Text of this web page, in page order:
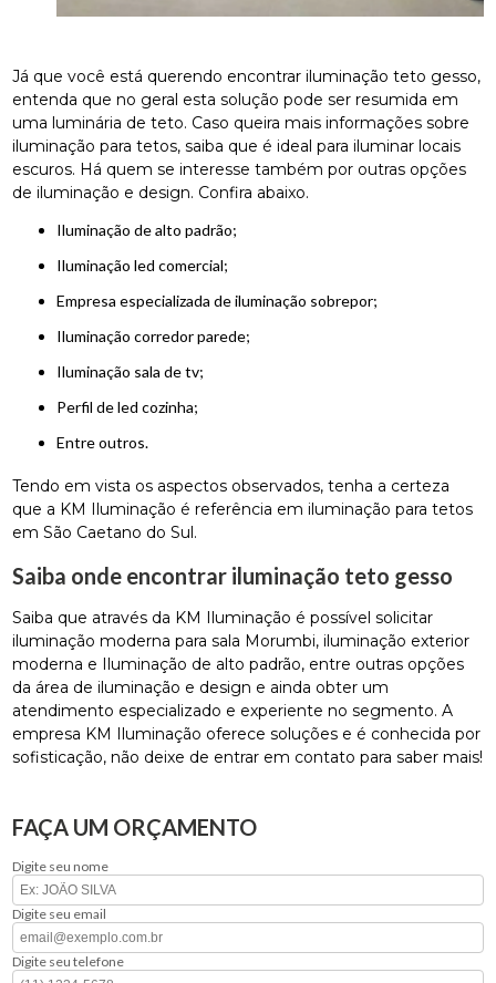
Já que você está querendo encontrar iluminação teto gesso,
entenda que no geral esta solução pode ser resumida em
uma luminária de teto. Caso queira mais informações sobre
iluminação para tetos, saiba que é ideal para iluminar locais
escuros. Há quem se interesse também por outras opções
de iluminação e design. Confira abaixo.
Iluminação de alto padrão;
iluminação led comercial;
empresa especializada de iluminação sobrepor;
iluminação corredor parede;
iluminação sala de tv;
perfil de led cozinha;
entre outros.
Tendo em vista os aspectos observados, tenha a certeza
que a KM Iluminação é referência em iluminação para tetos
em São Caetano do Sul.
Saiba onde encontrar iluminação teto gesso
Saiba que através da KM Iluminação é possível solicitar
iluminação moderna para sala Morumbi, iluminação exterior
moderna e Iluminação de alto padrão, entre outras opções
da área de iluminação e design e ainda obter um
atendimento especializado e experiente no segmento. A
empresa KM Iluminação oferece soluções e é conhecida por
sofisticação, não deixe de entrar em contato para saber mais!
FAÇA UM ORÇAMENTO
Digite seu nome
Digite seu email
Digite seu telefone